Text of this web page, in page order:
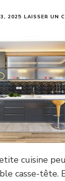
2025 LAISSER UN
cuisine
casse-tête.